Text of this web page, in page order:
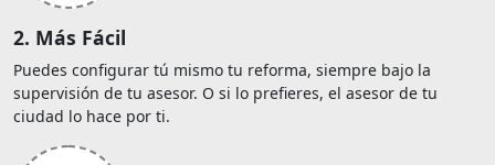
2. Más Fácil
Puedes configurar tú mismo tu reforma, siempre bajo la
supervisión de tu asesor. O si lo prefieres, el asesor de tu
ciudad lo hace por ti.